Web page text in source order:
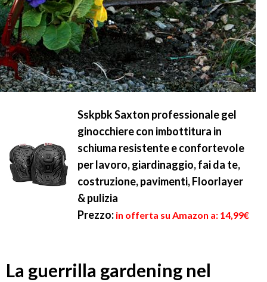
Sskpbk Saxton professionale gel
ginocchiere con imbottitura in
schiuma resistente e confortevole
per lavoro, giardinaggio, fai da te,
costruzione, pavimenti, Floorlayer
& pulizia
Prezzo: in offerta su Amazon a: 14,99€
La guerrilla gardening nel